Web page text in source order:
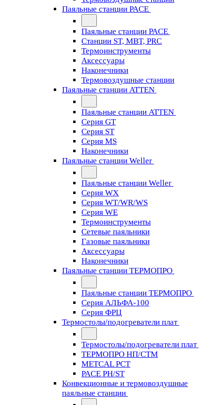
Паяльные станции PACE
Паяльные станции PACE
Станции ST, MBT, PRC
Термоинструменты
Аксессуары
Наконечники
Термовоздушные станции
Паяльные станции ATTEN
Паяльные станции ATTEN
Серия GT
Серия ST
Серия MS
Наконечники
Паяльные станции Weller
Паяльные станции Weller
Серия WX
Серия WT/WR/WS
Серия WE
Термоинструменты
Сетевые паяльники
Газовые паяльники
Аксессуары
Наконечники
Паяльные станции ТЕРМОПРО
Паяльные станции ТЕРМОПРО
Серия АЛЬФА-100
Серия ФРЦ
Термостолы/подогреватели плат
Термостолы/подогреватели плат
ТЕРМОПРО НП/СТМ
METCAL PCT
PACE PH/ST
Конвекционные и термовоздушные
паяльные станции